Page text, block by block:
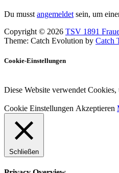
Du musst angemeldet sein, um
Copyright © 2026 TSV 1891
Theme: Catch Evolution by Catch
Cookie-Einstellungen
Diese Website verwendet
Cookie Einstellungen Akzeptieren
Schließen